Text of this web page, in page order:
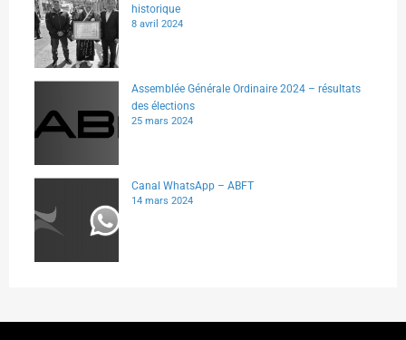
historique
8 avril 2024
Assemblée Générale Ordinaire 2024 – résultats
des élections
25 mars 2024
Canal WhatsApp – ABFT
14 mars 2024